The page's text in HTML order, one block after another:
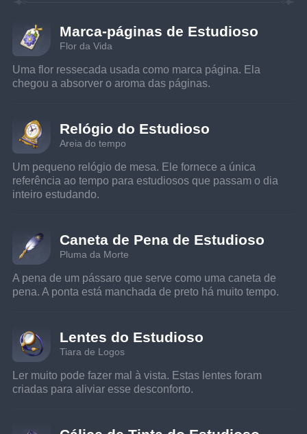
Marca-páginas de Estudioso
Flor da Vida
Uma flor ressecada usada como marca página. Ela
chegou a absorver o aroma das páginas.
Relógio do Estudioso
Areia do tempo
Um pequeno relógio de mesa. Ele fornece a única
referência ao tempo para estudiosos que passam o dia
inteiro estudando.
Caneta de Pena de Estudioso
Pluma da Morte
A pena de um pássaro que serve como uma caneta de
pena. A ponta está manchada de preto há muito tempo.
Lentes do Estudioso
Tiara de Logos
Ler muito pode fazer mal à vista. Estas lentes foram
criadas para aliviar esse desconforto.